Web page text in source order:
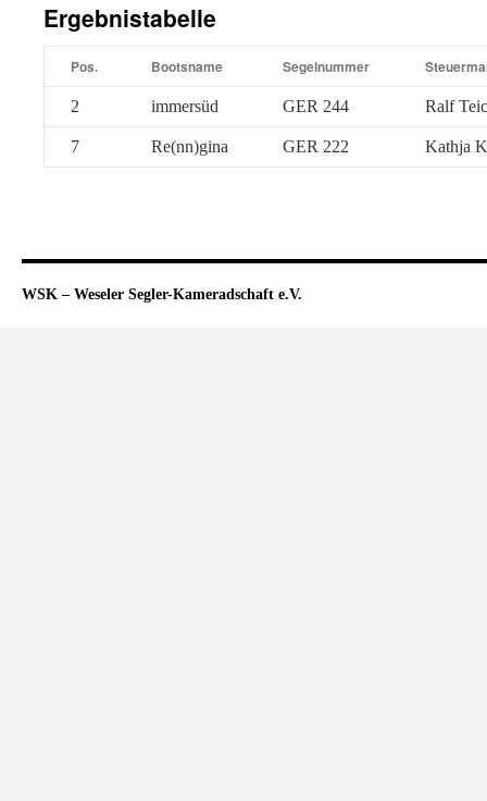
Ergebnistabelle
Pos. Bootsname Segelnummer
2 immersüd GER 244 Ralf
7 Re(nn)gina GER 222 Kathja
WSK – Weseler Segler-Kameradschaft e.V.